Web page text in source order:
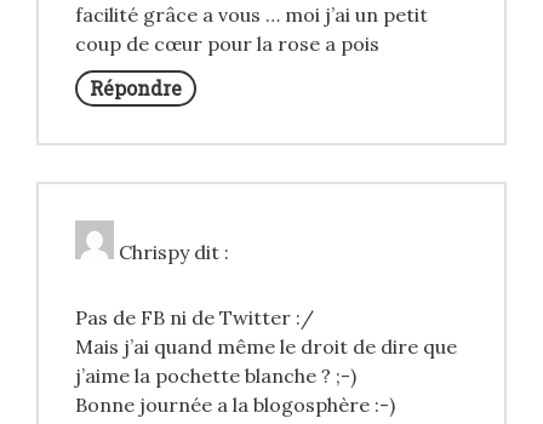
facilité grâce a vous … moi j’ai un petit
coup de cœur pour la rose a pois
Répondre
Chrispy dit :
Pas de FB ni de Twitter :/
Mais j’ai quand même le droit de dire que
j’aime la pochette blanche ? ;-)
Bonne journée a la blogosphère :-)